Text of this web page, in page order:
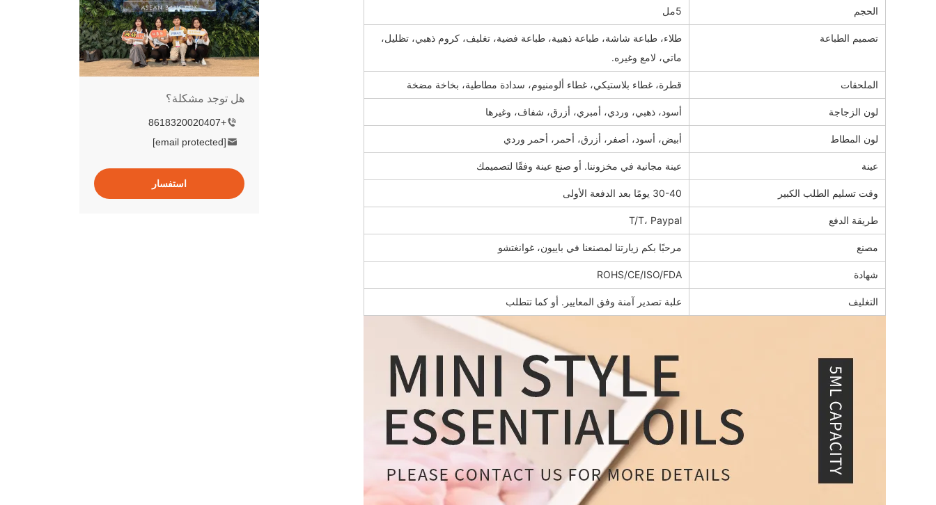
هل توجد مشكلة؟
+8618320020407
[email protected]
استفسار
الحجم 5مل
تصميم الطباعة
طلاء، طباعة شاشة، طباعة ذهبية، طباعة فضية، تغليف، كروم ذهبي، تظليل،
ماتي، لامع وغيره.
الملحقات قطرة، غطاء بلاستيكي، غطاء ألومنيوم، سدادة مطاطية، بخاخة مضخة
لون الزجاجة أسود، ذهبي، وردي، أمبري، أزرق، شفاف، وغيرها
لون المطاط أبيض، أسود، أصفر، أزرق، أحمر، أحمر وردي
عينة عينة مجانية في مخزوننا. أو صنع عينة وفقًا لتصميمك
وقت تسليم الطلب الكبير 30-40 يومًا بعد الدفعة الأولى
طريقة الدفع T/T، Paypal
مصنع مرحبًا بكم زيارتنا لمصنعنا في باييون، غوانغتشو
شهادة ROHS/CE/ISO/FDA
التغليف علبة تصدير آمنة وفق المعايير. أو كما تتطلب